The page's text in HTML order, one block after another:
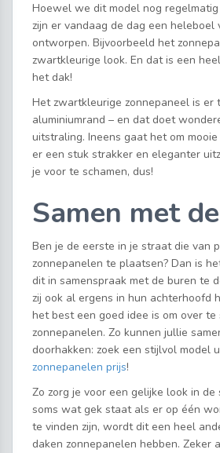
Hoewel we dit model nog regelmatig
zijn er vandaag de dag een heleboel
ontworpen. Bijvoorbeeld het
zwartkleurige look. En dat is een
het dak!
Het zwartkleurige zonnepaneel is er
aluminiumrand – en dat doet
uitstraling. Ineens gaat het om
er een stuk strakker en eleganter
je voor te schamen, dus!
Samen met
Ben je de eerste in je straat die van
zonnepanelen te plaatsen? Dan is
dit in samenspraak met de buren te
zij ook al ergens in hun achterhoofd
het best een goed idee is om over te
zonnepanelen. Zo kunnen jullie
doorhakken: zoek een stijlvol model
zonnepanelen prijs!
Zo zorg je voor een gelijke look in
soms wat gek staat als er op één
te vinden zijn, wordt dit een heel
daken zonnepanelen hebben. Zeker